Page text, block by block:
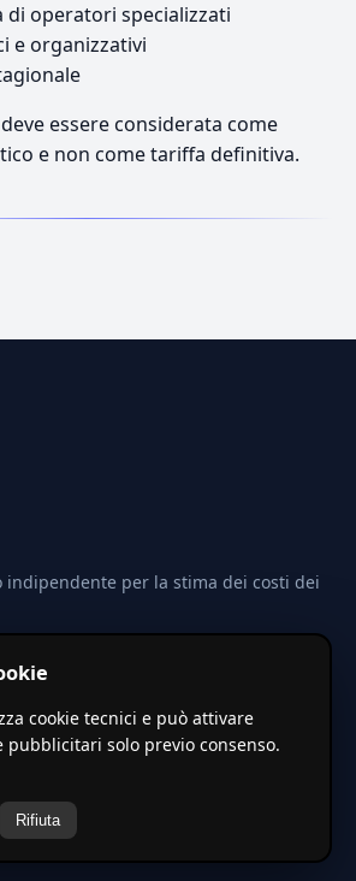
di operatori specializzati
e organizzativi
essere considerata come
e non come tariffa definitiva.
indipendente per la stima dei costi dei
sono calcolate tramite coefficienti
a valori base nazionali. Non
ufficiale.
— Un progetto di vxd.mobi
cookie tecnici e può attivare
pubblicitari solo previo consenso.
Rifiuta